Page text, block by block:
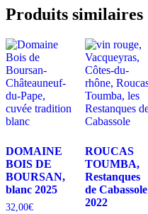
Produits similaires
DOMAINE
BOIS DE
BOURSAN,
blanc 2025
32,00€
ROUCAS
TOUMBA,
Restanques
de Cabassole
2022